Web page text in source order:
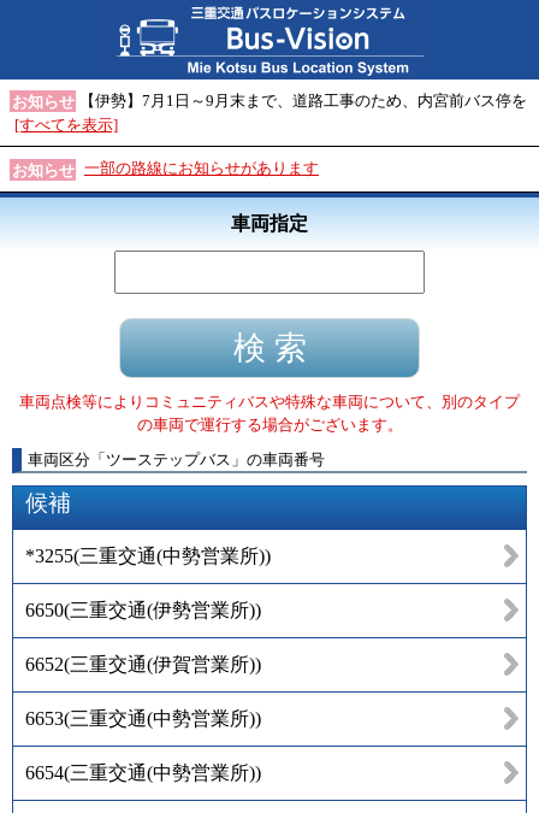
お知らせ
【伊勢】7月1日～9月末まで、道路工事のため、内宮前バス停を
[すべてを表示]
お知らせ 一部の路線にお知らせがあります
車両指定
車両点検等によりコミュニティバスや特殊な車両について、別のタイプ
の車両で運行する場合がございます。
車両区分 「 ツーステップバス 」 の車両番号
候補
*3255(三重交通(中勢営業所))
6650(三重交通(伊勢営業所))
6652(三重交通(伊賀営業所))
6653(三重交通(中勢営業所))
6654(三重交通(中勢営業所))